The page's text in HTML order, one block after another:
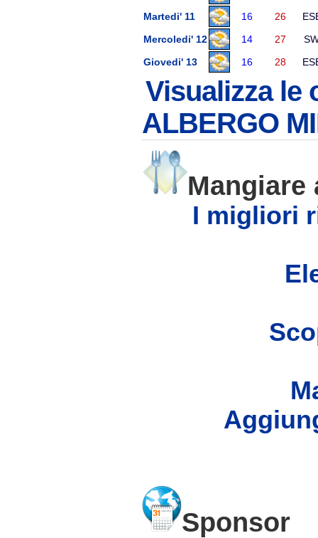
Martedi' 11
16 26
Mercoledi' 12
14 27
Giovedi' 13
16 28
Visualizza le
ALBERGO
Mangiare
I migliori
Sponsor